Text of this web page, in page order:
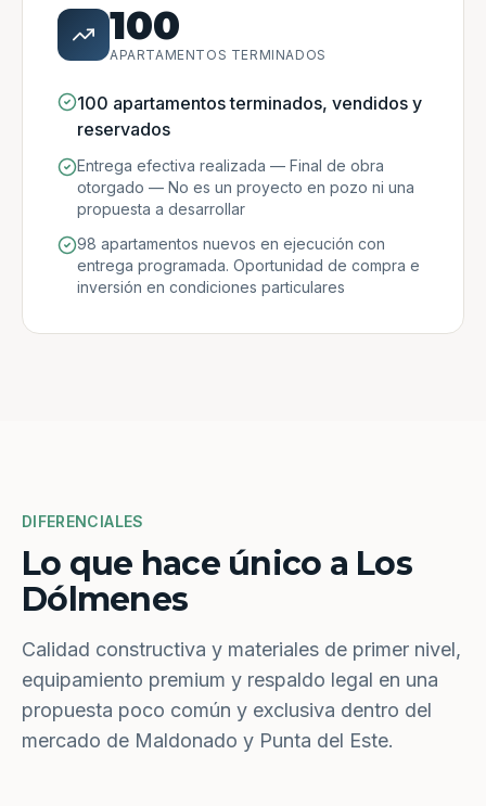
100
APARTAMENTOS TERMINADOS
100 apartamentos terminados, vendidos y
reservados
Entrega efectiva realizada — Final de obra
otorgado — No es un proyecto en pozo ni una
propuesta a desarrollar
98 apartamentos nuevos en ejecución con
entrega programada. Oportunidad de compra e
inversión en condiciones particulares
DIFERENCIALES
Lo que hace único a Los
Dólmenes
Calidad constructiva y materiales de primer nivel,
equipamiento premium y respaldo legal en una
propuesta poco común y exclusiva dentro del
mercado de Maldonado y Punta del Este.